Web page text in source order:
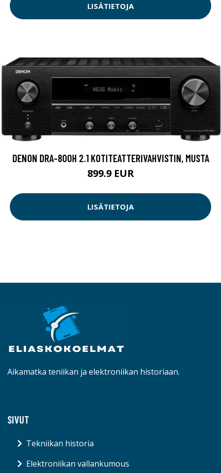
LISÄTIETOJA
DENON DRA-800H 2.1 KOTITEATTERIVAHVISTIN, MUSTA
899.9 EUR
LISÄTIETOJA
Aikamatka teniikan ja elektroniikan historiaan.
SIVUT
Tekniikan historia
Elektroniikan vallankumous